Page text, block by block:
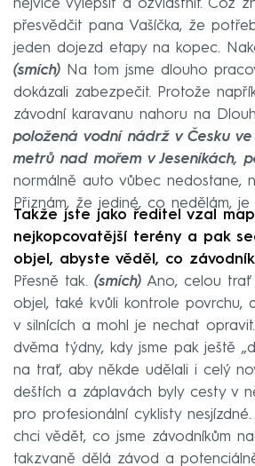
nejvíce vylepšit a ozvláštnit. Což
přesvědčit pana Vašíčka, že
jeden dojezd etapy na kopec.
(smích) Na tom jsme dlouho
dokázali zabezpečit. Protože
závodní karavanu nahoru na
položená vodní nádrž v Česku
metrů nad mořem v Jeseníkách,
normálně auto vůbec nedostane,
Přiznám, že jediné, co nedělám, je
Takže jste jako ředitel vzal
nejkopcovatější terény a pak
objel, abyste věděl, co
Přesně tak. (smích) Ano, celou trať
objel, také kvůli kontrole povrchu,
v silnících a mohl je nechat
dvěma týdny, kdy jsme pak ještě
na trať, aby někde udělali i celý
deštích a záplavách byly cesty v
pro profesionální cyklisty
chci vědět, co jsme závodníkům
takzvaně dělá závod a